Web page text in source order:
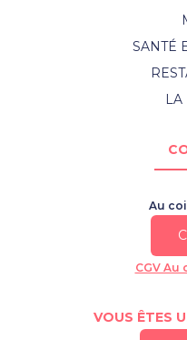
SANTÉ
LA
Au
CGV Au
VOUS ÊTES